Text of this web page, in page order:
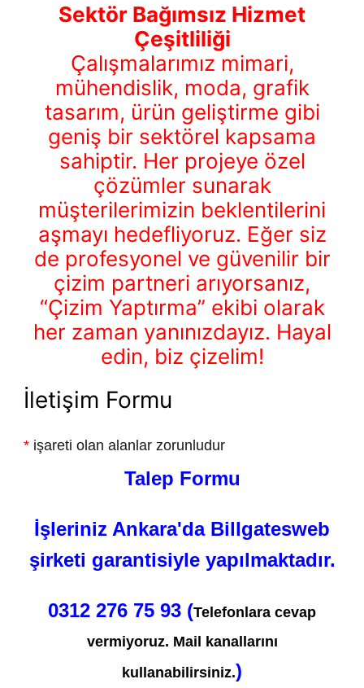
Sektör Bağımsız Hizmet
Çeşitliliği
Çalışmalarımız mimari,
mühendislik, moda, grafik
tasarım, ürün geliştirme gibi
geniş bir sektörel kapsama
sahiptir. Her projeye özel
çözümler sunarak
müşterilerimizin beklentilerini
aşmayı hedefliyoruz. Eğer siz
de profesyonel ve güvenilir bir
çizim partneri arıyorsanız,
“Çizim Yaptırma” ekibi olarak
her zaman yanınızdayız. Hayal
edin, biz çizelim!
İletişim Formu
* işareti olan alanlar zorunludur
Talep Formu
İşleriniz Ankara'da Billgatesweb
şirketi garantisiyle yapılmaktadır.
0312 276 75 93 (Telefonlara cevap
vermiyoruz. Mail kanallarını
kullanabilirsiniz.)